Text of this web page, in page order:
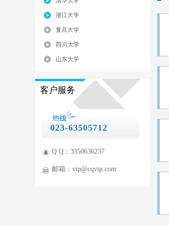
浙江大学
复旦大学
四川大学
山东大学
客户服务
023-63505712
Q Q：3350636237
邮箱：vip@cqvip.com